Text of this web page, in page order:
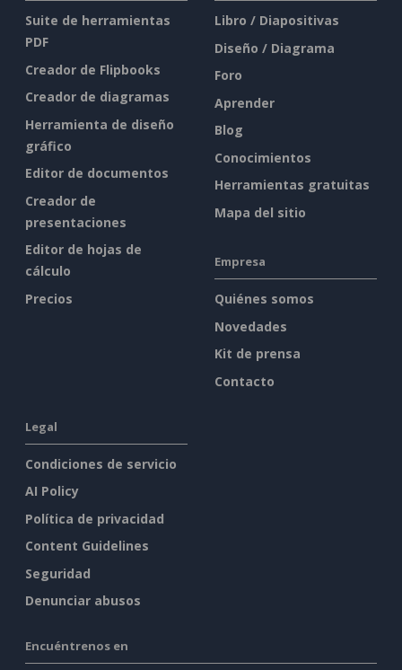
Suite de herramientas
PDF
Creador de Flipbooks
Creador de diagramas
Herramienta de diseño
gráfico
Editor de documentos
Creador de
presentaciones
Editor de hojas de
cálculo
Precios
Libro / Diapositivas
Diseño / Diagrama
Foro
Aprender
Blog
Conocimientos
Herramientas gratuitas
Mapa del sitio
Empresa
Quiénes somos
Novedades
Kit de prensa
Contacto
Legal
Condiciones de servicio
AI Policy
Política de privacidad
Content Guidelines
Seguridad
Denunciar abusos
Encuéntrenos en